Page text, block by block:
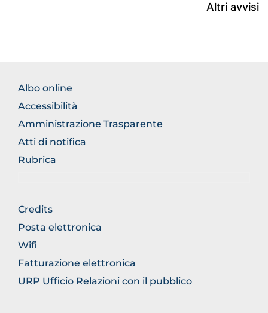
Altri avvisi
FOOTER
NORMATIVA
Albo online
Accessibilità
Amministrazione Trasparente
Atti di notifica
Rubrica
FOOTER
GENERICO
Credits
Posta elettronica
Wifi
Fatturazione elettronica
URP Ufficio Relazioni con il pubblico